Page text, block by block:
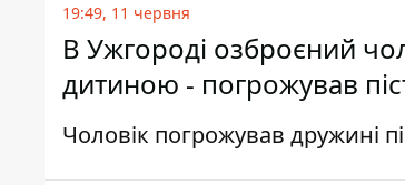
19:49, 11 червня
В Ужгороді озброєний
дитиною - погрожував
Чоловік погрожував дружині